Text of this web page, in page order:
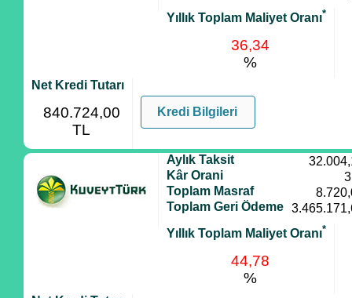
Yıllık Toplam Maliyet Oranı*
36,34
%
Net Kredi Tutarı
840.724,00
TL
Kredi Bilgileri
Aylık Taksit
Kâr Orani
Toplam Masraf
Toplam Geri Ödeme
Yıllık Toplam Maliyet Oranı*
44,78
%